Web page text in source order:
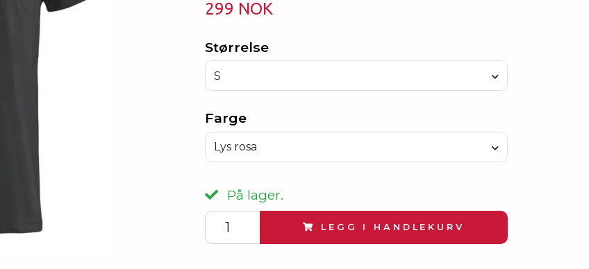
299 NOK
Størrelse
S
Farge
Lys rosa
På lager.
LEGG I HANDLEKURV